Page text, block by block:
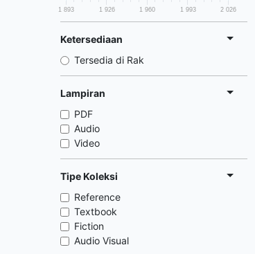
1 893 1 926 1 960 1 993 2 026
Ketersediaan
Tersedia di Rak
Lampiran
PDF
Audio
Video
Tipe Koleksi
Reference
Textbook
Fiction
Audio Visual